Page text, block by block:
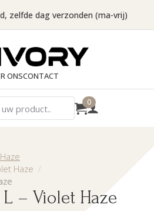
zelfde dag verzonden (ma-vrij)
ONSCONTACT
0
Haze
– Violet Haze